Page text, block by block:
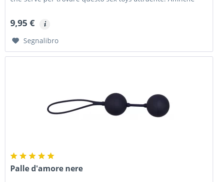
9,95 €
Segnalibro
Palle d'amore nere